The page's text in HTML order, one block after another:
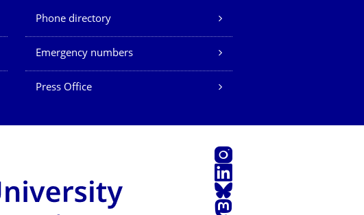
Phone directory
Emergency numbers
Press Office
Instagram
LinkedIn
Bluesky
Mastodon